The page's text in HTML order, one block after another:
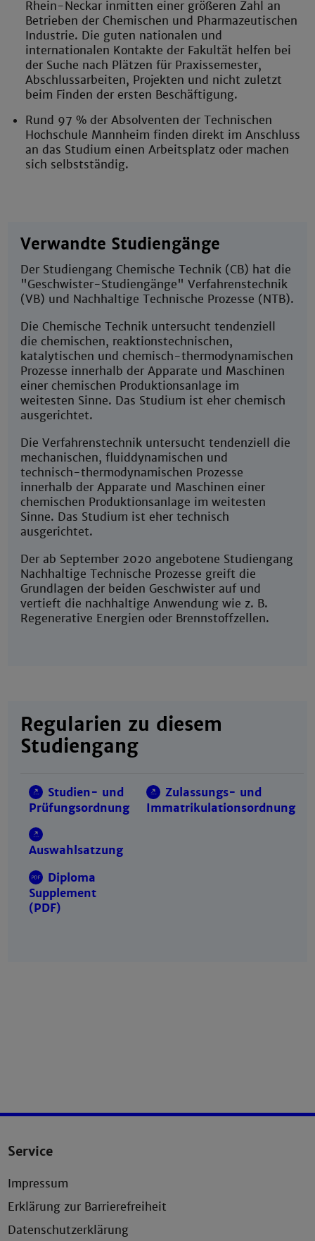
Rhein-Neckar inmitten einer größeren Zahl an
Betrieben der Chemischen und Pharmazeutischen
Industrie. Die guten nationalen und
internationalen Kontakte der Fakultät helfen bei
der Suche nach Plätzen für Praxissemester,
Abschlussarbeiten, Projekten und nicht zuletzt
beim Finden der ersten Beschäftigung.
Rund 97 % der Absolventen der Technischen
Hochschule Mannheim finden direkt im Anschluss
an das Studium einen Arbeitsplatz oder machen
sich selbstständig.
Verwandte Studiengänge
Der Studiengang Chemische Technik (CB) hat die
"Geschwister-Studiengänge" Verfahrenstechnik
(VB) und Nachhaltige Technische Prozesse (NTB).
Die Chemische Technik untersucht tendenziell
die chemischen, reaktionstechnischen,
katalytischen und chemisch-thermodynamischen
Prozesse innerhalb der Apparate und Maschinen
einer chemischen Produktionsanlage im
weitesten Sinne. Das Studium ist eher chemisch
ausgerichtet.
Die Verfahrenstechnik untersucht tendenziell die
mechanischen, fluiddynamischen und
technisch-thermodynamischen Prozesse
innerhalb der Apparate und Maschinen einer
chemischen Produktionsanlage im weitesten
Sinne. Das Studium ist eher technisch
ausgerichtet.
Der ab September 2020 angebotene Studiengang
Nachhaltige Technische Prozesse greift die
Grundlagen der beiden Geschwister auf und
vertieft die nachhaltige Anwendung wie z. B.
Regenerative Energien oder Brennstoffzellen.
Regularien zu diesem
Studiengang
Studien- und
Prüfungsordnung
Auswahlsatzung
Diploma
Supplement
(PDF)
Zulassungs- und
Immatrikulationsordnung
Service
Impressum
Erklärung zur Barrierefreiheit
Datenschutzerklärung